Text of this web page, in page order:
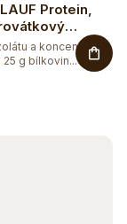
Protein,
g - vanilka
a koncentrátu
25 g bílkovin...